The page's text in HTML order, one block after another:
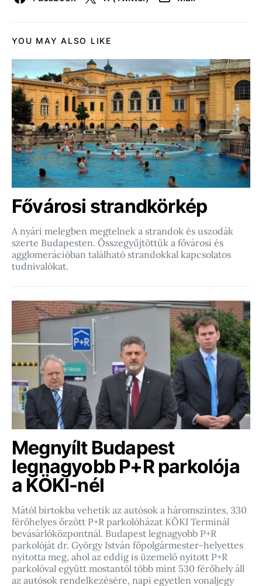
YOU MAY ALSO LIKE
Fővárosi strandkörkép
A nyári melegben megtelnek a strandok és uszodák
szerte Budapesten. Összegyűjtöttük a fővárosi és
agglomerációban található strandokkal kapcsolatos
tudnivalókat.
Megnyílt Budapest
legnagyobb P+R parkolója
a KÖKI-nél
Mától birtokba vehetik az autósok a háromszintes, 330
férőhelyes őrzött P+R parkolóházat KÖKI Terminál
bevásárlóközpontnál. Budapest legnagyobb P+R
parkolóját dr. György István főpolgármester-helyettes
nyitotta meg, ahol az eddig is üzemelő nyitott P+R
parkolóval együtt mostantól több mint 530 férőhely áll
az autósok rendelkezésére, napi egyetlen vonaljegy